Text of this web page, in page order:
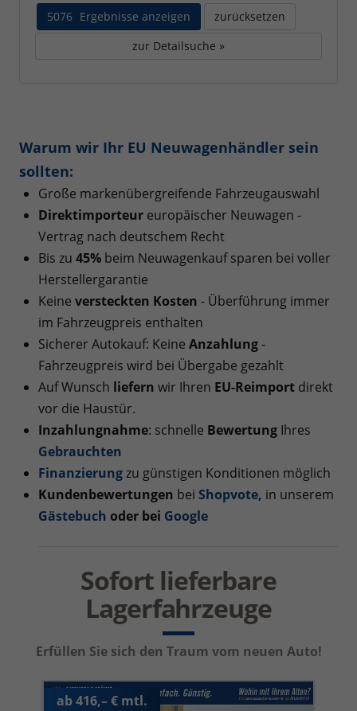
5076 Ergebnisse anzeigen
zurücksetzen
zur Detailsuche »
Warum wir Ihr EU Neuwagenhändler sein
sollten:
Große markenübergreifende Fahrzeugauswahl
Direktimporteur europäischer Neuwagen -
Vertrag nach deutschem Recht
Bis zu 45% beim Neuwagenkauf sparen bei voller
Herstellergarantie
Keine versteckten Kosten - Überführung immer
im Fahrzeugpreis enthalten
Sicherer Autokauf: Keine Anzahlung-
Fahrzeugpreis wird bei Übergabe gezahlt
Auf Wunsch liefern wir Ihren EU-Reimport direkt
vor die Haustür.
Inzahlungnahme: schnelle Bewertung Ihres
Gebrauchten
Finanzierungzu günstigen Konditionen möglich
Kundenbewertungen bei Shopvote, in unserem
Gästebuch oder bei Google
Sofort lieferbare
Lagerfahrzeuge
Erfüllen Sie sich den Traum vom neuen Auto!
ab 416,– € mtl.